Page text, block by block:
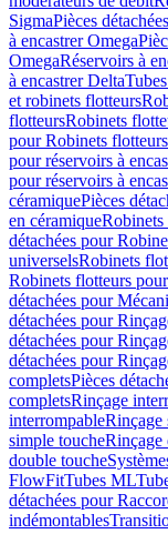
SigmaPièces
à encastrer Omega
OmegaRéservoirs à
à encastrer Delta
et robinets flotteurs
flotteursRobinets
pour Robinets
pour réservoirs à
pour réservoirs à
céramiquePièces
en céramiqueRobinets
détachées pour
universelsRobinets
Robinets flotteurs
détachées pour
détachées pour
détachées pour
détachées pour
completsPièces
completsRinçage
interrompableRinçage
simple toucheRinçage
double touche
FlowFitTubes ML
détachées pour
indémontables